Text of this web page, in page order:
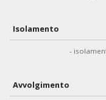
Isolamento
-
Avvolgimento